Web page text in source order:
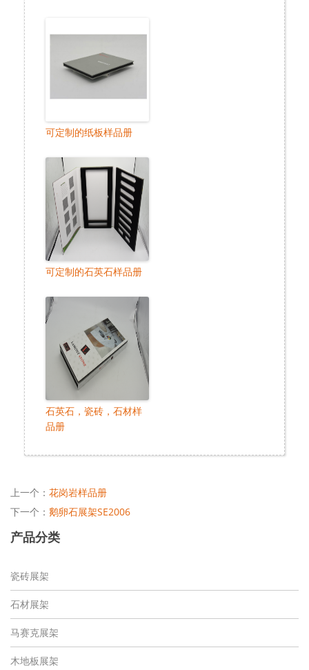
可定制的纸板样品册
可定制的石英石样品册
石英石，瓷砖，石材样
品册
上一个： 花岗岩样品册
下一个： 鹅卵石展架SE2006
产品分类
瓷砖展架
石材展架
马赛克展架
木地板展架